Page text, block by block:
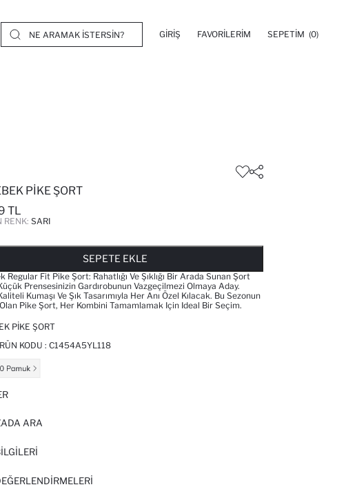
GIRIŞ FAVORILERIM SEPETIM (0)
PIKE ŞORT
TL
RENK: SARI
SEPETE EKLE
Regular Fit Pike Şort: Rahatlığı Ve Şıklığı Bir Arada Sunan Şort
Prensesinizin Gardırobunun Vazgeçilmezi Olmaya Aday.
Kumaşı Ve Şık Tasarımıyla Her Anı Özel Kılacak. Bu Sezonun
Pike Şort, Her Kombini Tamamlamak Için Ideal Bir Seçim.
PIKE ŞORT
KODU : C1454A5YL118
ARA